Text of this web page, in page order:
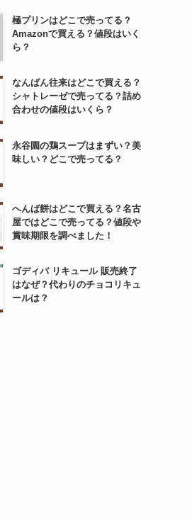
極プリンはどこで売ってる？
Amazonで買える？値段はいく
ら？
なんばん往来はどこで買える？
シャトレーゼで売ってる？詰め
合わせの値段はいくら？
永谷園の鶏スープはまずい？美
味しい？どこで売ってる？
へんば餅はどこで買える？名古
屋ではどこで売ってる？値段や
賞味期限を調べました！
ゴディバ リキュール 販売終了
はなぜ？代わりのチョコリキュ
ールは？